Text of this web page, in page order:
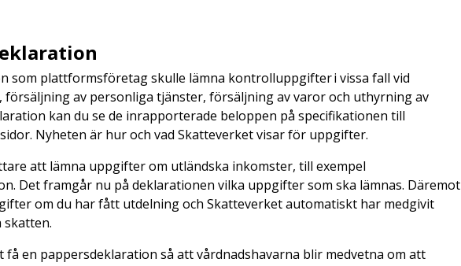
som plattformsföretag skulle lämna kontrolluppgifter i vissa fall vid
försäljning av personliga tjänster, försäljning av varor och uthyrning av
kan du se de inrapporterade beloppen på specifikationen till
Nyheten är hur och vad Skatteverket visar för uppgifter.
att lämna uppgifter om utländska inkomster, till exempel
Det framgår nu på deklarationen vilka uppgifter som ska lämnas. Däremot
om du har fått utdelning och Skatteverket automatiskt har medgivit
skatten.
få en pappersdeklaration så att vårdnadshavarna blir medvetna om att